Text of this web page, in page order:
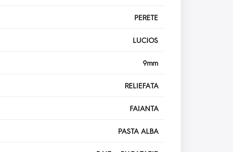
PERETE
LUCIOS
9mm
RELIEFATA
FAIANTA
PASTA ALBA